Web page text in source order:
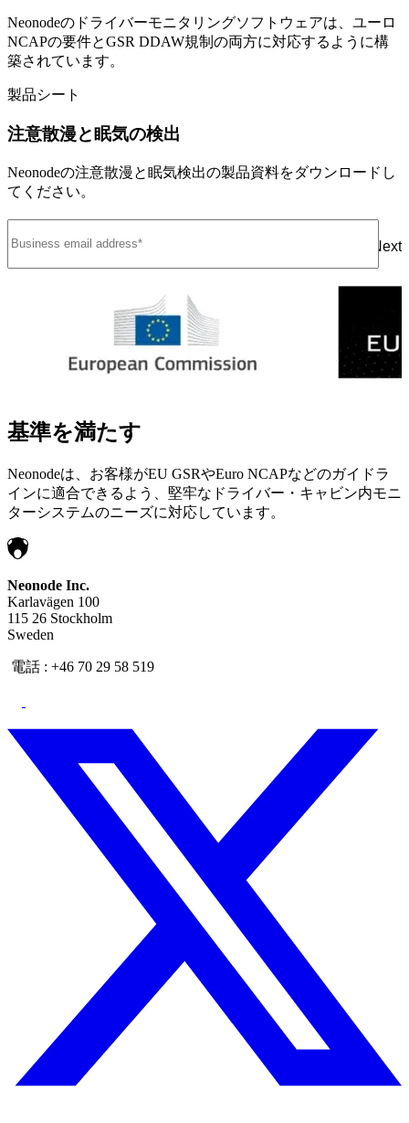
Neonodeのドライバーモニタリングソフトウェアは、ユーロ
NCAPの要件とGSR DDAW規制の両方に対応するように構
築されています。
製品シート
注意散漫と眠気の検出
Neonodeの注意散漫と眠気検出の製品資料をダウンロードし
てください。
Next
基準を満たす
Neonodeは、お客様がEU GSRやEuro NCAPなどのガイドラ
インに適合できるよう、堅牢なドライバー・キャビン内モニ
ターシステムのニーズに対応しています。
Neonode Inc.
Karlavägen 100
115 26 Stockholm
Sweden
電話 : +46 70 29 58 519